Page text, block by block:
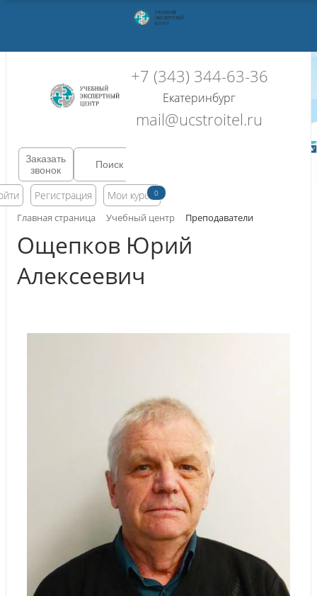
+7 (343) 344-63-36
Екатеринбург
mail@ucstroitel.ru
Заказать
звонок
Регистрация Мои курсы0
Главная страница Учебный центр Преподаватели
Ощепков Юрий
Алексеевич